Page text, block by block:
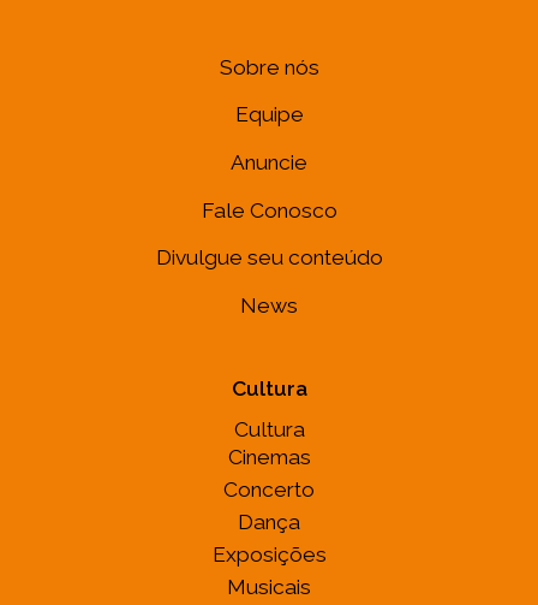
Sobre nós
Equipe
Anuncie
Fale Conosco
Divulgue seu conteúdo
News
Cultura
Cultura
Cinemas
Concerto
Dança
Exposições
Musicais